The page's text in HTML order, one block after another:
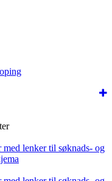
med lenker til søknads- og